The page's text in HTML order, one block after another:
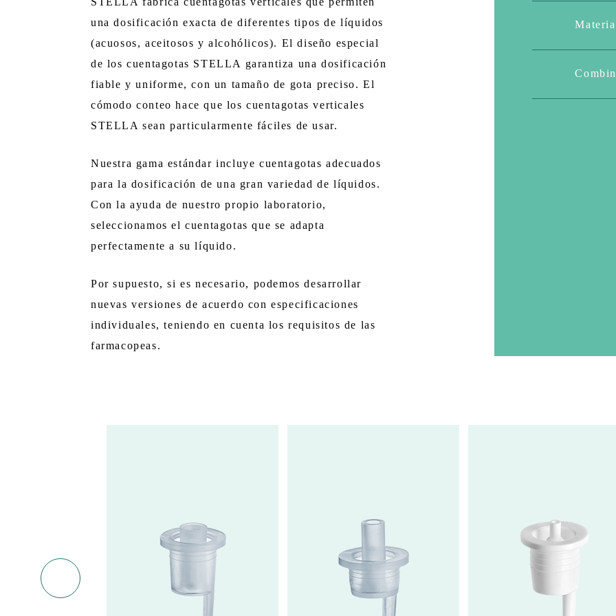
una dosificación exacta de diferentes tipos de líquidos
(acuosos, aceitosos y alcohólicos). El diseño especial
de los cuentagotas STELLA garantiza una dosificación
fiable y uniforme, con un tamaño de gota preciso. El
cómodo conteo hace que los cuentagotas verticales
STELLA sean particularmente fáciles de usar.
Nuestra gama estándar incluye cuentagotas adecuados
para la dosificación de una gran variedad de líquidos.
Con la ayuda de nuestro propio laboratorio,
seleccionamos el cuentagotas que se adapta
perfectamente a su líquido.
Por supuesto, si es necesario, podemos desarrollar
nuevas versiones de acuerdo con especificaciones
individuales, teniendo en cuenta los requisitos de las
farmacopeas.